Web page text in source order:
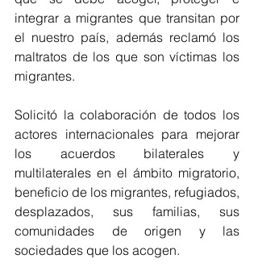
integrar a migrantes que transitan por
el nuestro país, además reclamó los
maltratos de los que son víctimas los
migrantes.
Solicitó la colaboración de todos los
actores internacionales para mejorar
los acuerdos bilaterales y
multilaterales en el ámbito migratorio,
beneficio de los migrantes, refugiados,
desplazados, sus familias, sus
comunidades de origen y las
sociedades que los acogen.